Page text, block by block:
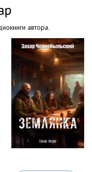
автора.